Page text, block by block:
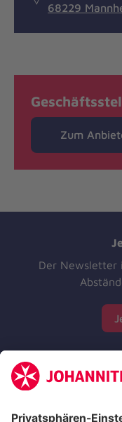
68229
Zum
Der Newsletter
Zertifizierung